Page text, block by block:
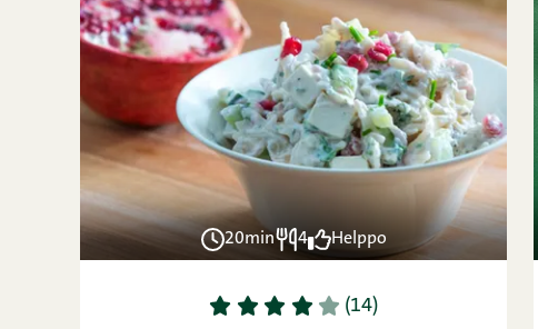
20min 4 Helppo
1 2 3 4 5 (14)